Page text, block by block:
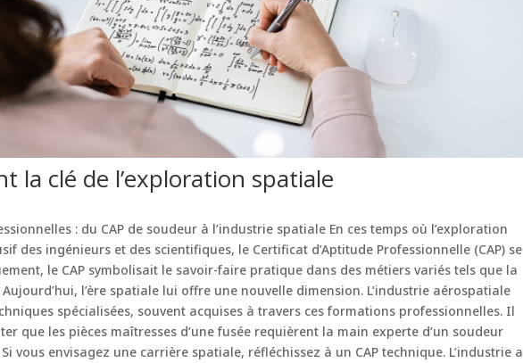
la clé de l’exploration spatiale
: du CAP de soudeur à l’industrie spatiale En ces temps où l’exploration
des ingénieurs et des scientifiques, le Certificat d’Aptitude Professionnelle (CAP) se
le CAP symbolisait le savoir-faire pratique dans des métiers variés tels que la
l’ère spatiale lui offre une nouvelle dimension. L’industrie aérospatiale
spécialisées, souvent acquises à travers ces formations professionnelles. Il
que les pièces maîtresses d’une fusée requièrent la main experte d’un soudeur
vous envisagez une carrière spatiale, réfléchissez à un CAP technique. L’industrie a